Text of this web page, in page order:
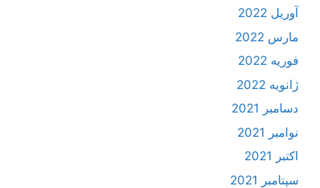
آوریل 2022
مارس 2022
فوریه 2022
ژانویه 2022
دسامبر 2021
نوامبر 2021
اکتبر 2021
سپتامبر 2021